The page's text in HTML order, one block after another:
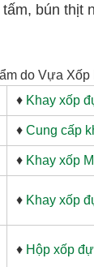
bún thịt
do Vựa Xốp
♦ Khay xốp
♦ Cung cấp
♦ Khay xốp
♦ Khay xốp
♦ Hộp xốp